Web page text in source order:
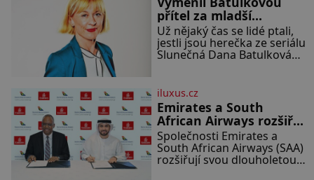
(římský salát, polníček…) ✿ 1
malá konzerva kukuřice ✿ ½
okurky ✿ 2 rajčata Zálivka: ✿
4 lžíce olivového oleje ✿ 1
lžíci citronové šťávy ✿ ½
přítel za mladší
exemplář?
Už nějaký čas se lidé ptali,
jestli jsou herečka ze seriálu
Slunečná Dana Batulková
spolu. Herečka od sebe
přítele od samého začátku
odhán
iluxus.cz
Emirates a South
African Airways rozšiřují
partnerství. Cestujícím
nově zpřístupní dalších
devět destinací v jižní a
Společnosti Emirates a
South African Airways (SAA)
rozšiřují svou dlouholetou
codesharovou spolupráci.